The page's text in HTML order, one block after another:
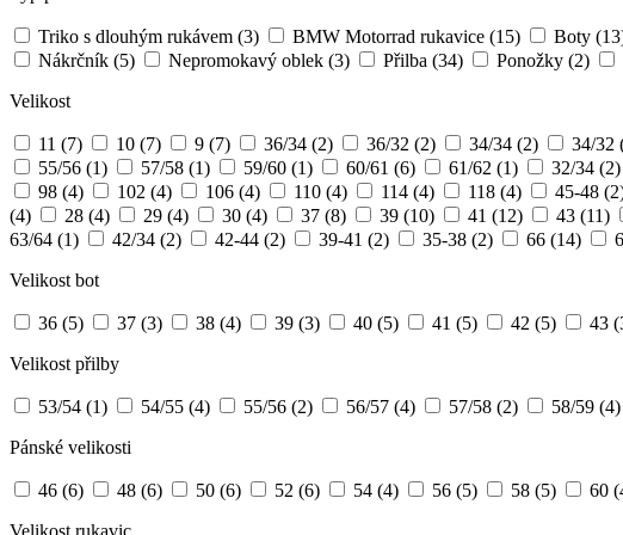
Triko s dlouhým rukávem (3) BMW Motorrad rukavice (15) Boty
Nákrčník (5) Nepromokavý oblek (3) Přilba (34) Ponožky (2)
Velikost
11 (7) 10 (7) 9 (7) 36/34 (2) 36/32 (2) 34/34 (2) 34/32
55/56 (1) 57/58 (1) 59/60 (1) 60/61 (6) 61/62 (1) 32/34 (2)
98 (4) 102 (4) 106 (4) 110 (4) 114 (4) 118 (4) 45-48
(4)
28 (4) 29 (4) 30 (4) 37 (8) 39 (10) 41 (12) 43 (11)
63/64 (1) 42/34 (2) 42-44 (2) 39-41 (2) 35-38 (2) 66 (14)
Velikost bot
36 (5) 37 (3) 38 (4) 39 (3) 40 (5) 41 (5) 42 (5) 43
Velikost přilby
53/54 (1) 54/55 (4) 55/56 (2) 56/57 (4) 57/58 (2) 58/59 (4)
Pánské velikosti
46 (6) 48 (6) 50 (6) 52 (6) 54 (4) 56 (5) 58 (5) 60
Velikost rukavic